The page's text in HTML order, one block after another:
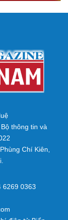
thông tin và
Chí Kiên,
6269 0363